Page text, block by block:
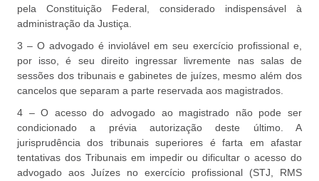
pela Constituição Federal, considerado indispensável à
administração da Justiça.
3 – O advogado é inviolável em seu exercício profissional e,
por isso, é seu direito ingressar livremente nas salas de
sessões dos tribunais e gabinetes de juízes, mesmo além dos
cancelos que separam a parte reservada aos magistrados.
4 – O acesso do advogado ao magistrado não pode ser
condicionado a prévia autorização deste último. A
jurisprudência dos tribunais superiores é farta em afastar
tentativas dos Tribunais em impedir ou dificultar o acesso do
advogado aos Juízes no exercício profissional (STJ, RMS